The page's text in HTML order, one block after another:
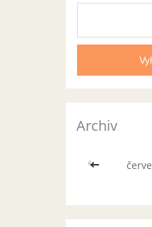
Archiv
<<